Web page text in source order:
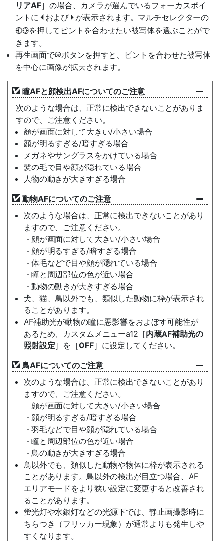
リアAF］の場合、カメラが選んでいるフォーカスポイ
ントに e およびf が表示されます。マルチセレクターの
42を押してピントを合わせたい被写体を選ぶことがで
きます。
再生画面でJボタンを押すと、ピントを合わせた被写体
を中心に画像が拡大されます。
瞳AFと顔検出AFについてのご注意
次のような場合は、正常に検出できないことがありま
すので、ご注意ください。
顔が画面に対して大きい/小さい場合
顔が明るすぎる/暗すぎる場合
メガネやサングラスをかけている場合
髪の毛で目や顔が隠れている場合
人物の動きが大きすぎる場合
動物AFについてのご注意
次のような場合は、正常に検出できないことがあり
ますので、ご注意ください。
顔が画面に対して大きい/小さい場合
顔が明るすぎる/暗すぎる場合
体毛などで目や顔が隠れている場合
瞳と周辺部位の色が近い場合
動物の動きが大きすぎる場合
犬、猫、鳥以外でも、類似した動物に枠が表示され
ることがあります。
AF補助光が動物の瞳に悪影響をおよぼす可能性が
あるため、カスタムメニューa12［内蔵AF補助光の
照射設定］を［OFF］に設定してください。
鳥AFについてのご注意
次のような場合は、正常に検出できないことがあり
ますので、ご注意ください。
顔が画面に対して大きい/小さい場合
顔が明るすぎる/暗すぎる場合
羽毛などで目や顔が隠れている場合
瞳と周辺部位の色が近い場合
鳥の動きが大きすぎる場合
鳥以外でも、類似した動物や物体に枠が表示される
ことがあります。鳥以外の検出が目立つ場合、AF
エリアモードをより狭い設定に変更すると改善され
ることがあります。
蛍光灯や水銀灯などの光源下では、静止画撮影時に
ちらつき（フリッカー現象）が通常よりも発生しや
すくなります。